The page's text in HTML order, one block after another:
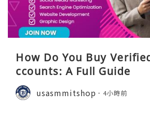
How Do You Buy
ccounts: A Full Guide
usasmmitshop 4小時前